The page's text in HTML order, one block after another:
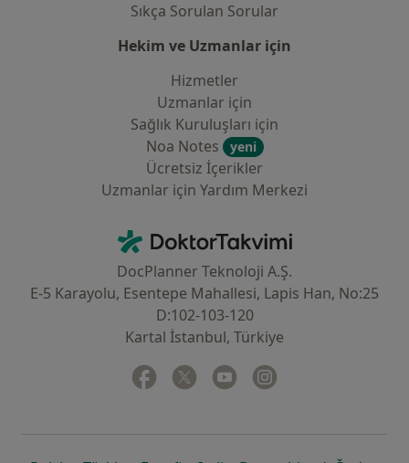
Sıkça Sorulan Sorular
Hekim ve Uzmanlar için
Hizmetler
Uzmanlar için
Sağlık Kuruluşları için
Noa Notes
yeni
Ücretsiz İçerikler
Uzmanlar için Yardım Merkezi
DoktorTakvimi - Ana Sayfa
DocPlanner Teknoloji A.Ş.
E-5 Karayolu, Esentepe Mahallesi, Lapis Han, No:25
D:102-103-120
Kartal İstanbul, Türkiye
Facebook
yeni bir sekmede açılır
Twitter
yeni bir sekmede açılır
Youtube
yeni bir sekmede açılır